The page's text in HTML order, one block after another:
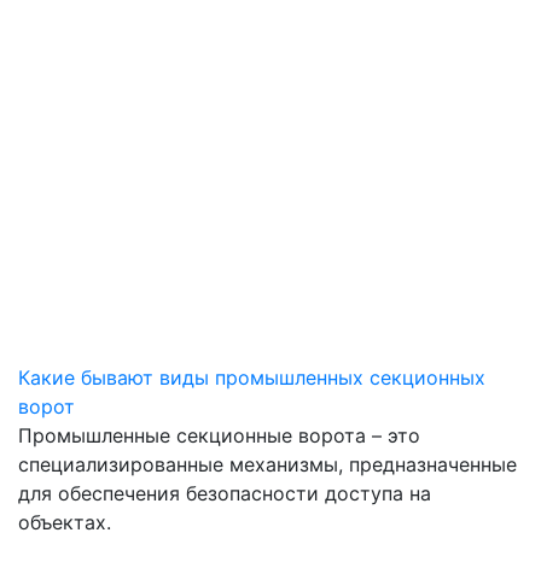
Какие бывают виды промышленных секционных
ворот
Промышленные секционные ворота – это
специализированные механизмы, предназначенные
для обеспечения безопасности доступа на
объектах.